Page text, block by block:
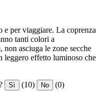
per viaggiare. La coprenza
tanti colori a
asciuga le zone secche
leggero effetto luminoso che
Sì (10) No (0)